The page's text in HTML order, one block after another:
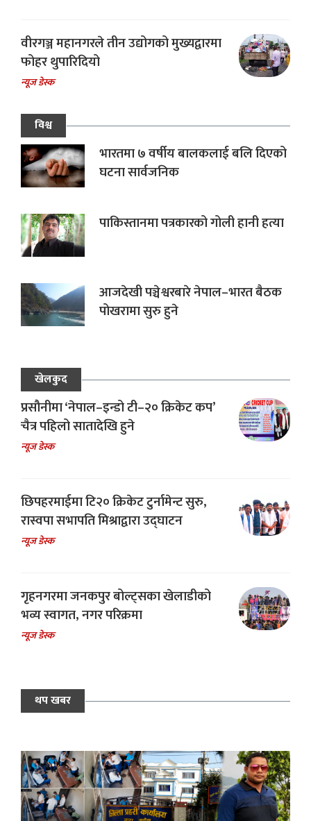
वीरगञ्ज महानगरले तीन उद्योगको मुख्यद्वारमा
फोहर थुपारिदियो
न्यूज डेस्क
विश्व
भारतमा ७ वर्षीय बालकलाई बलि दिएको
घटना सार्वजनिक
पाकिस्तानमा पत्रकारको गोली हानी हत्या
आजदेखी पञ्चेश्वरबारे नेपाल–भारत बैठक
पोखरामा सुरु हुने
खेलकुद
प्रसौनीमा ‘नेपाल–इन्डो टी–२० क्रिकेट कप’
चैत्र पहिलो सातादेखि हुने
न्यूज डेस्क
छिपहरमाईमा टि२० क्रिकेट टुर्नामेन्ट सुरु,
रास्वपा सभापति मिश्राद्वारा उद्घाटन
न्यूज डेस्क
गृहनगरमा जनकपुर बोल्ट्सका खेलाडीको
भव्य स्वागत, नगर परिक्रमा
न्यूज डेस्क
थप खबर